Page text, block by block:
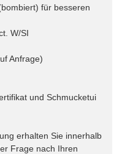
für besseren
W/SI
Anfrage)
und Schmucketui
erhalten Sie innerhalb
Frage nach Ihren